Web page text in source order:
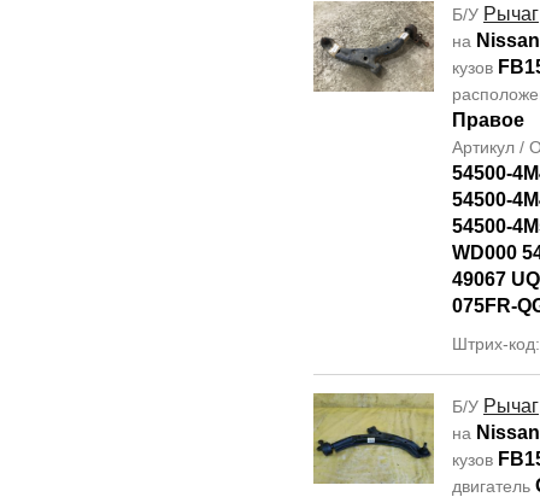
Б/У Рычаг
на
кузов
Правое
Артикул /
54500-
54500-
54500-
WD000
49067
075FR-
Штрих-
Б/У Рычаг
на
кузов
двигатель